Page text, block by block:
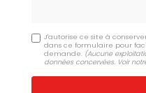
J'autorise ce site à
dans ce formulaire pour
demande. (Aucune
données concervées. Voir